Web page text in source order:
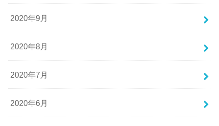
2020年9月
2020年8月
2020年7月
2020年6月